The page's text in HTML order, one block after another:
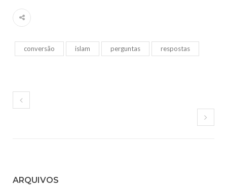
conversão islam perguntas respostas
ARQUIVOS